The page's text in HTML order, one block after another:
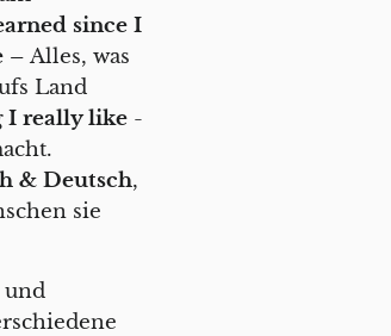
since I
– Alles, was
Land
I really like -
& Deutsch,
sie
und